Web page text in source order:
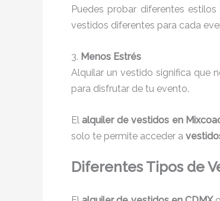
Puedes probar diferentes
vestidos diferentes para cada
3. Menos Estrés
Alquilar un vestido significa que
para disfrutar de tu evento.
Elalquiler de vestidos en
solo te permite acceder a
Diferentes Tipos de